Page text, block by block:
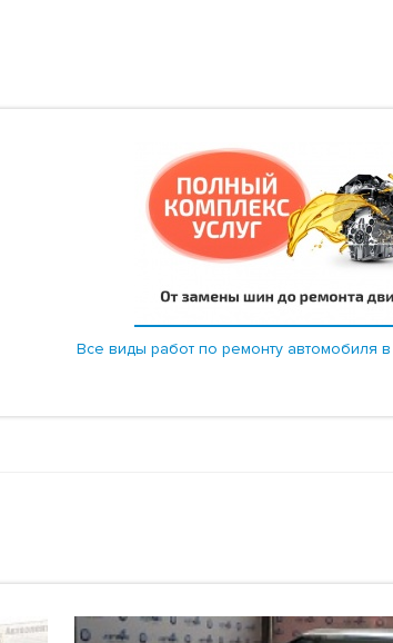
Все виды работ по ремонту автомобиля в